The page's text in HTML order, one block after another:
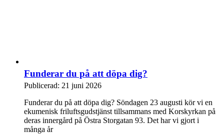
Funderar du på att döpa dig?
Publicerad: 21 juni 2026
Funderar du på att döpa dig? Söndagen 23 augusti kör vi en
ekumenisk friluftsgudstjänst tillsammans med Korskyrkan på
deras innergård på Östra Storgatan 93. Det har vi gjort i
många år